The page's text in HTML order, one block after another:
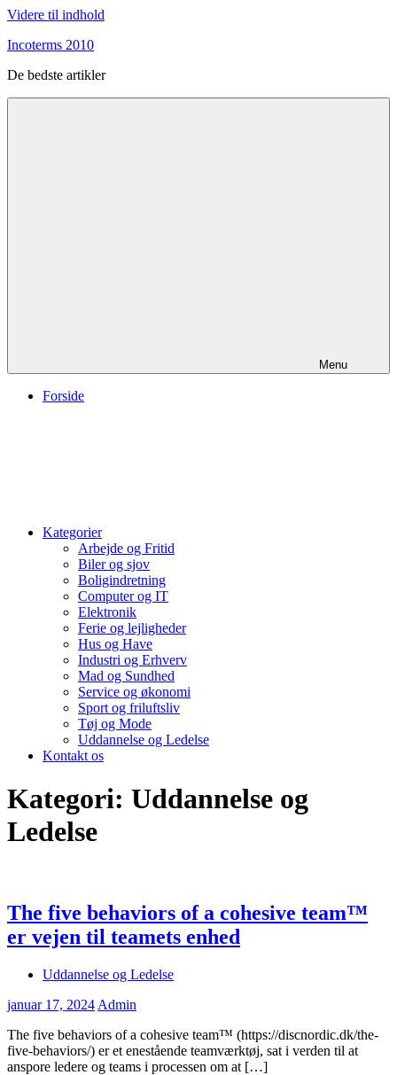
Videre til indhold
Incoterms 2010
De bedste artikler
Menu
Forside
Kategorier
Arbejde og Fritid
Biler og sjov
Boligindretning
Computer og IT
Elektronik
Ferie og lejligheder
Hus og Have
Industri og Erhverv
Mad og Sundhed
Service og økonomi
Sport og friluftsliv
Tøj og Mode
Uddannelse og Ledelse
Kontakt os
Kategori: Uddannelse og
Ledelse
The five behaviors of a cohesive team™
er vejen til teamets enhed
Uddannelse og Ledelse
januar 17, 2024 Admin
The five behaviors of a cohesive team™ (https://discnordic.dk/the-
five-behaviors/) er et enestående teamværktøj, sat i verden til at
anspore ledere og teams i processen om at […]